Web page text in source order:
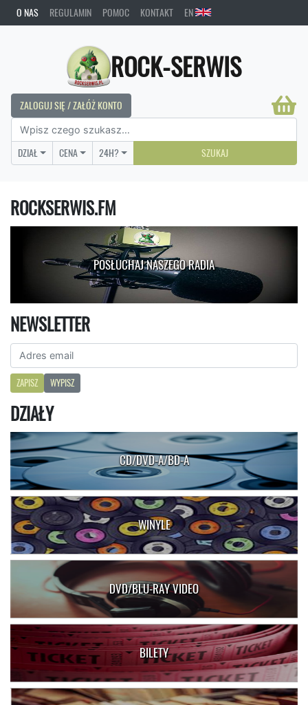
O NAS REGULAMIN POMOC KONTAKT EN
ROCK-SERWIS
ZALOGUJ SIĘ / ZAŁÓŻ KONTO
DZIAŁ CENA 24H? SZUKAJ
ROCKSERWIS.FM
POSŁUCHAJ NASZEGO RADIA
NEWSLETTER
ZAPISZ WYPISZ
DZIAŁY
CD/DVD-A/BD-A
WINYLE
DVD/BLU-RAY VIDEO
BILETY